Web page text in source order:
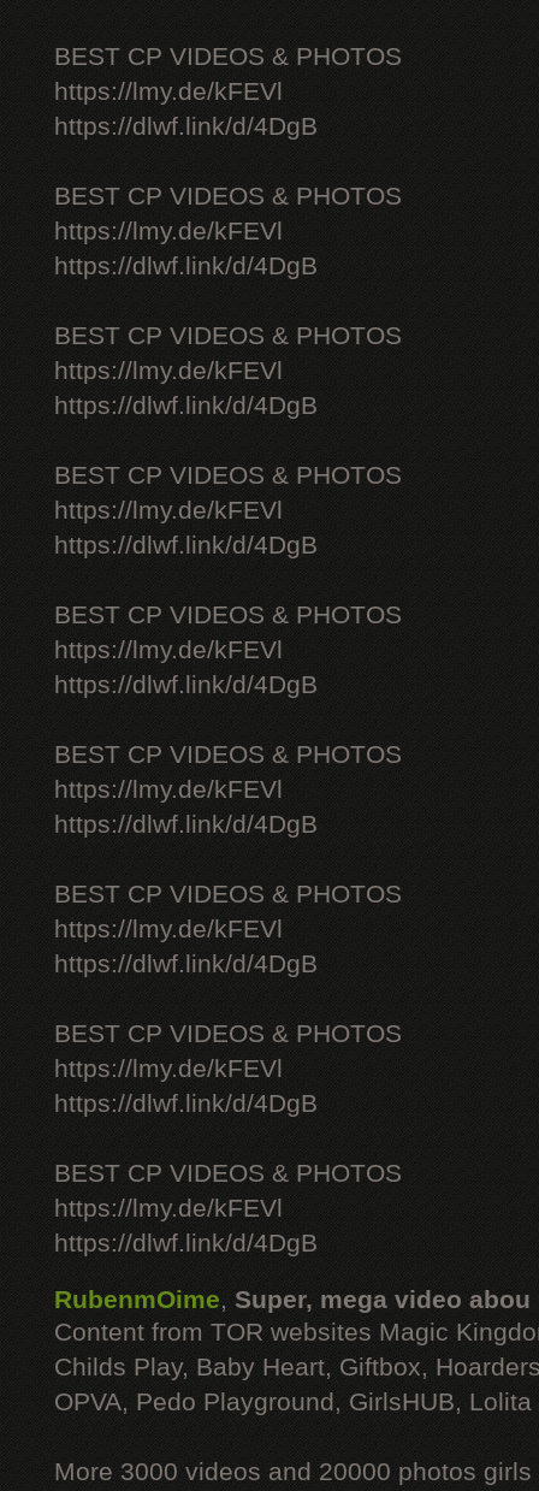
BEST CP VIDEOS & PHOTOS
https://lmy.de/kFEVl
https://dlwf.link/d/4DgB
BEST CP VIDEOS & PHOTOS
https://lmy.de/kFEVl
https://dlwf.link/d/4DgB
BEST CP VIDEOS & PHOTOS
https://lmy.de/kFEVl
https://dlwf.link/d/4DgB
BEST CP VIDEOS & PHOTOS
https://lmy.de/kFEVl
https://dlwf.link/d/4DgB
BEST CP VIDEOS & PHOTOS
https://lmy.de/kFEVl
https://dlwf.link/d/4DgB
BEST CP VIDEOS & PHOTOS
https://lmy.de/kFEVl
https://dlwf.link/d/4DgB
BEST CP VIDEOS & PHOTOS
https://lmy.de/kFEVl
https://dlwf.link/d/4DgB
BEST CP VIDEOS & PHOTOS
https://lmy.de/kFEVl
https://dlwf.link/d/4DgB
BEST CP VIDEOS & PHOTOS
https://lmy.de/kFEVl
https://dlwf.link/d/4DgB
RubenmOime, Super, mega video abou
Content from TOR websites Magic
Childs Play, Baby Heart, Giftbox,
OPVA, Pedo Playground, GirlsHUB, Lolita
More 3000 videos and 20000 photos